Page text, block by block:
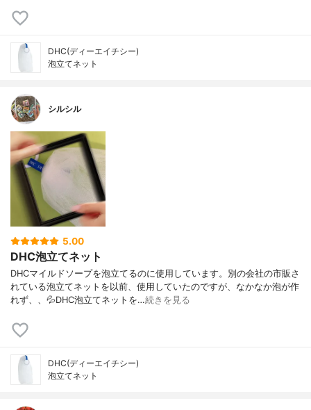
DHC(ディーエイチシー)
泡立てネット
シルシル
5.00
DHC泡立てネット
DHCマイルドソープを泡立てるのに使用しています。別の会社の市販さ
れている泡立てネットを以前、使用していたのですが、なかなか泡が作
れず、、💦DHC泡立てネットを…続きを見る
DHC(ディーエイチシー)
泡立てネット